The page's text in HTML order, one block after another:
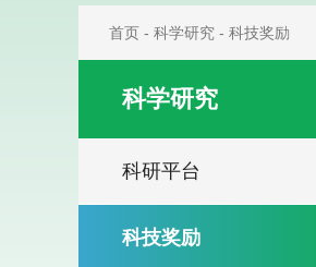
首页 - 科学研究 - 科技奖励
科学研究
科研平台
科技奖励